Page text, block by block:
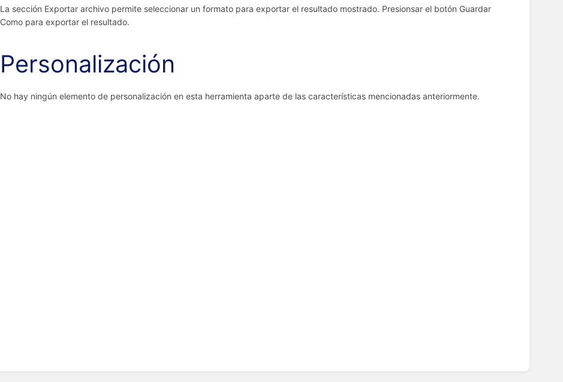
La sección Exportar archivo permite seleccionar un formato para exportar el resultado mostrado. Presionsar el botón Guardar
Como para exportar el resultado.
Personalización
No hay ningún elemento de personalización en esta herramienta aparte de las características mencionadas anteriormente.